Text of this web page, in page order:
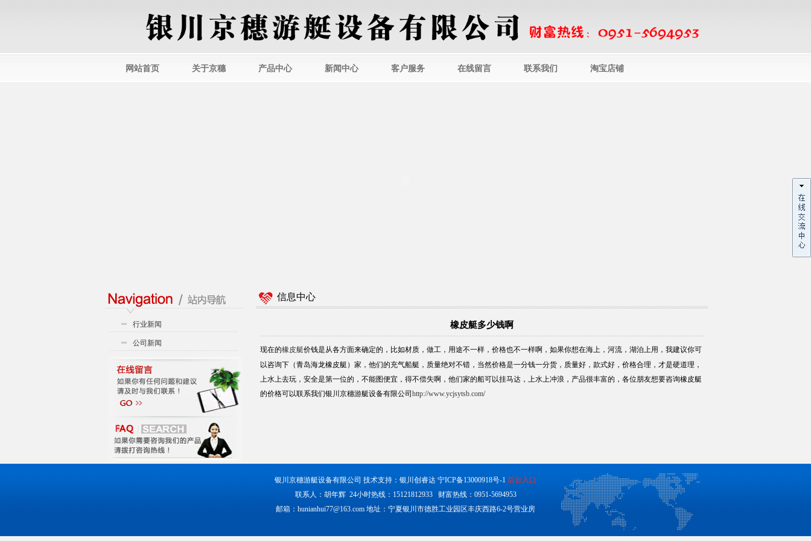
网站首页 关于京穗 产品中心 新闻中心 客户服务 在线留言 联系我们 淘宝店铺
行业新闻
公司新闻
信息中心
橡皮艇多少钱啊
现在的橡皮艇价钱是从各方面来确定的，比如材质，做工，用途不一样，价格也不一样啊，如果你想在海上，河流，湖泊上用，我建议你可
以咨询下（青岛海龙橡皮艇）家，他们的充气船艇，质量绝对不错，当然价格是一分钱一分货，质量好，款式好，价格合理，才是硬道理，
上水上去玩，安全是第一位的，不能图便宜，得不偿失啊，他们家的船可以挂马达，上水上冲浪，产品很丰富的，各位朋友想要咨询橡皮艇
的价格可以联系我们银川京穗游艇设备有限公司 http://www.ycjsytsb.com/
银川京穗游艇设备有限公司 技术支持：银川创睿达 宁ICP备13000918号-1 后台入口
联系人：胡年辉 24小时热线：15121812933 财富热线：0951-5694953
邮箱： hunianhui77@163.com 地址：宁夏银川市德胜工业园区丰庆西路6-2号营业房